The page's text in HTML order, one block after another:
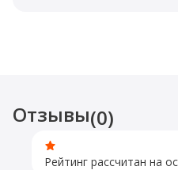
Отзывы(0)
Рейтинг рассчитан на